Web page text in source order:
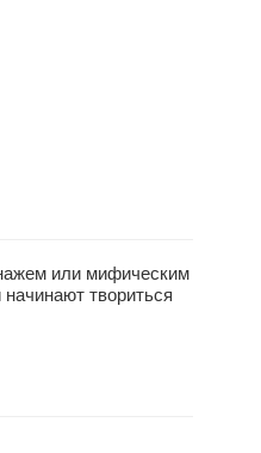
или мифическим
твориться